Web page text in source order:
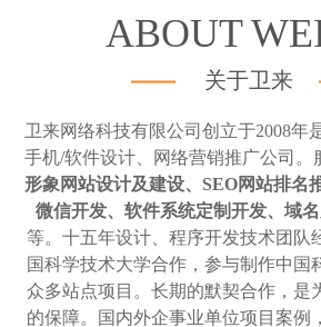
ABOUT
关于卫来
卫来网络科技有限公司创立于2008年
手机/软件设计、网络营销推广公司。
形象网站设计及建设、SEO网站排名
微信开发、软件系统定制开发、域
等。十五年设计、程序开发技术团队
国科学技术大学合作，参与制作中国
众多站点项目。长期的默契合作，是
的保障。国内外企事业单位项目案例